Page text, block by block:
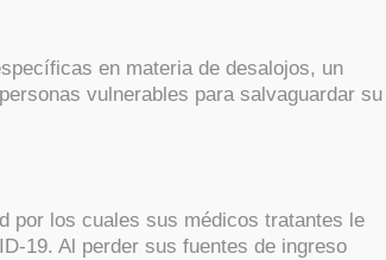
en materia de desalojos, un
vulnerables para salvaguardar su
por los cuales sus médicos tratantes le
19. Al perder sus fuentes de ingreso